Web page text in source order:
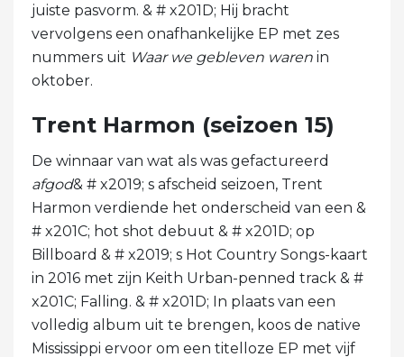
juiste pasvorm. & # x201D; Hij bracht
vervolgens een onafhankelijke EP met zes
nummers uit Waar we gebleven waren in
oktober.
Trent Harmon (seizoen 15)
De winnaar van wat als was gefactureerd
afgod& # x2019; s afscheid seizoen, Trent
Harmon verdiende het onderscheid van een &
# x201C; hot shot debuut & # x201D; op
Billboard & # x2019; s Hot Country Songs-kaart
in 2016 met zijn Keith Urban-penned track & #
x201C; Falling. & # x201D; In plaats van een
volledig album uit te brengen, koos de native
Mississippi ervoor om een ​​titelloze EP met vijf